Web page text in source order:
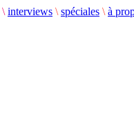
\ interviews \ spéciales \ à